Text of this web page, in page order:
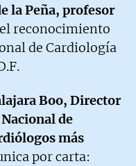
la Peña, profesor
reconocimiento
de Cardiología
Boo, Director
de
más
por carta: